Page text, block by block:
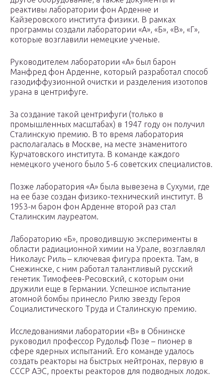
реактивы лаборатории фон Арденне и
Кайзеровского института физики. В рамках
программы создали лаборатории «А», «Б», «В», «Г»,
которые возглавили немецкие ученые.
Руководителем лаборатории «А» был барон
Манфред фон Арденне, который разработал способ
газодиффузионной очистки и разделения изотопов
урана в центрифуге.
За создание такой центрифуги (только в
промышленных масштабах) в 1947 году он получил
Сталинскую премию. В то время лаборатория
располагалась в Москве, на месте знаменитого
Курчатовского института. В команде каждого
немецкого ученого было 5-6 советских специалистов.
Позже лаборатория «А» была вывезена в Сухуми, где
на ее базе создан физико-технический институт. В
1953-м барон фон Арденне второй раз стал
Сталинским лауреатом.
Лабораторию «Б», проводившую эксперименты в
области радиационной химии на Урале, возглавлял
Николаус Риль – ключевая фигура проекта. Там, в
Снежинске, с ним работал талантливый русский
генетик Тимофеев-Ресовский, с которым они
дружили еще в Германии. Успешное испытание
атомной бомбы принесло Рилю звезду Героя
Социалистического Труда и Сталинскую премию.
Исследованиями лаборатории «В» в Обнинске
руководил профессор Рудольф Позе – пионер в
сфере ядерных испытаний. Его команде удалось
создать реакторы на быстрых нейтронах, первую в
СССР АЭС, проекты реакторов для подводных лодок.